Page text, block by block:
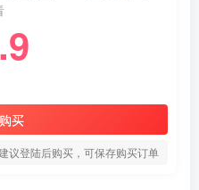
买
议登陆后购买，可保存购买订单